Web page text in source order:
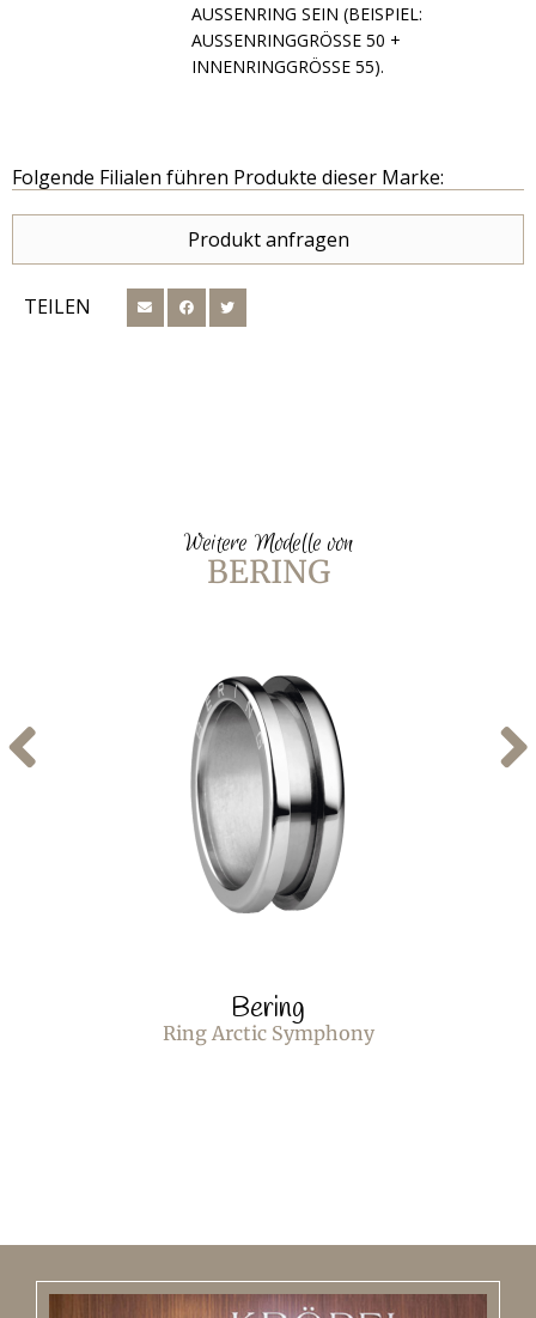
G SEIN (BEISPIEL: AUSSENRING
GRÖSSE 50 + INNENRINGGR
ÖSSE 55).
Folgende Filialen führen Produkte dieser Marke:
Produkt anfragen
TEILEN
Weitere Modelle von
BERING
Bering
Ring Arctic Symphony